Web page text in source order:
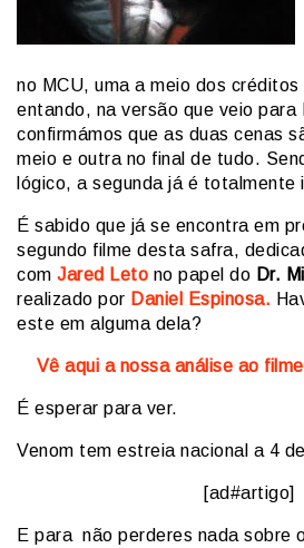
no MCU, uma a meio dos
entando, na versão que veio para
confirmámos que as duas cenas
meio e outra no final de tudo.
lógico, a segunda já é totalmente
É sabido que já se encontra em
segundo filme desta safra,
com Jared Leto no papel do Dr.
realizado por Daniel Espinosa.
este em alguma dela?
Vê aqui a nossa análise ao
É esperar para ver.
Venom tem estreia nacional a 4
[ad#artigo]
E para não perderes nada sobre